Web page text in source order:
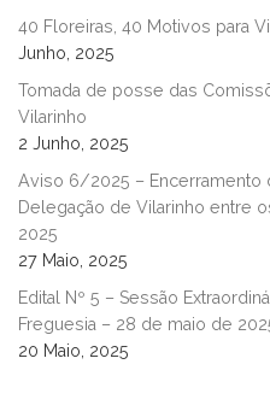
40 Floreiras, 40 Motivos para
Junho, 2025
Tomada de posse das
Vilarinho
2 Junho, 2025
Aviso 6/2025 – Encerramento
Delegação de Vilarinho entre
2025
27 Maio, 2025
Edital Nº 5 – Sessão
Freguesia – 28 de maio de
20 Maio, 2025